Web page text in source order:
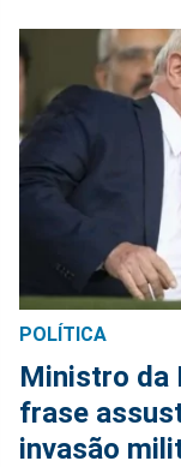
POLÍTICA
Ministro da
frase
invasão